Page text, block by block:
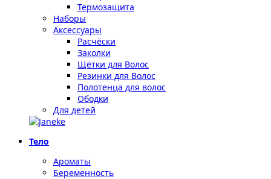
Термозащита
Наборы
Аксессуары
Расчёски
Заколки
Щётки для Волос
Резинки для Волос
Полотенца для волос
Ободки
Для детей
Тело
Ароматы
Беременность